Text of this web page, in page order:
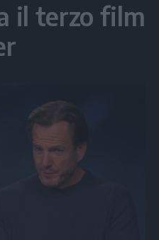
il terzo film